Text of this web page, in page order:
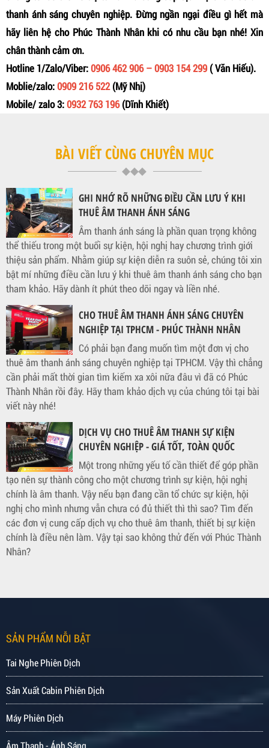
thanh ánh sáng chuyên nghiệp. Đừng ngần ngại điều gì hết mà
hãy liên hệ cho Phúc Thành Nhân khi có nhu cầu bạn nhé! Xin
chân thành cảm ơn.
Hotline 1/Zalo/Viber:0906 462 906 – 0903 154 299 ( Văn Hiếu).
Moblie/zalo:0909 216 522(Mỹ Nhị)
Mobile/ zalo 3:0932 763 196(Dĩnh Khiết)
BÀI VIẾT CÙNG CHUYÊN MỤC
GHI NHỚ RÕ NHỮNG ĐIỀU CẦN LƯU Ý KHI
THUÊ ÂM THANH ÁNH SÁNG
Âm thanh ánh sáng là phần quan trọng không
thể thiếu trong một buổi sự kiện, hội nghị hay chương trình giới
thiệu sản phẩm. Nhằm giúp sự kiện diễn ra suôn sẻ, chúng tôi xin
bật mí những điều cần lưu ý khi thuê âm thanh ánh sáng cho bạn
tham khảo. Hãy dành ít phút theo dõi ngay và liền nhé.
CHO THUÊ ÂM THANH ÁNH SÁNG CHUYÊN
NGHIỆP TẠI TPHCM - PHÚC THÀNH NHÂN
Có phải bạn đang muốn tìm một đơn vị cho
thuê âm thanh ánh sáng chuyên nghiệp tại TPHCM. Vậy thì chẳng
cần phải mất thời gian tìm kiếm xa xôi nữa đâu vì đã có Phúc
Thành Nhân rồi đây. Hãy tham khảo dịch vụ của chúng tôi tại bài
viết này nhé!
DỊCH VỤ CHO THUÊ ÂM THANH SỰ KIỆN
CHUYÊN NGHIỆP - GIÁ TỐT, TOÀN QUỐC
Một trong những yếu tố cần thiết để góp phần
tạo nên sự thành công cho một chương trình sự kiện, hội nghị
chính là âm thanh. Vậy nếu bạn đang cần tổ chức sự kiện, hội
nghị cho mình nhưng vẫn chưa có đủ thiết thì thì sao? Tìm đến
các đơn vị cung cấp dịch vụ cho thuê âm thanh, thiết bị sự kiện
chính là điều nên làm. Vậy tại sao không thử đến với Phúc Thành
Nhân?
SẢN PHẨM NỖI BẬT
Tai Nghe Phiên Dịch
Sản Xuất Cabin Phiên Dịch
Máy Phiên Dịch
Âm Thanh - Ánh Sáng